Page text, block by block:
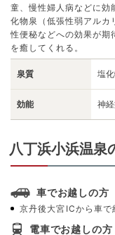
童、慢性婦人病などに効
化物泉（低張性弱アルカ
性便秘などへの効果が期
を癒してくれる。
泉質 塩
効能 神
八丁浜小浜温泉
車でお越しの方
京丹後大宮ICから車
電車でお越しの方